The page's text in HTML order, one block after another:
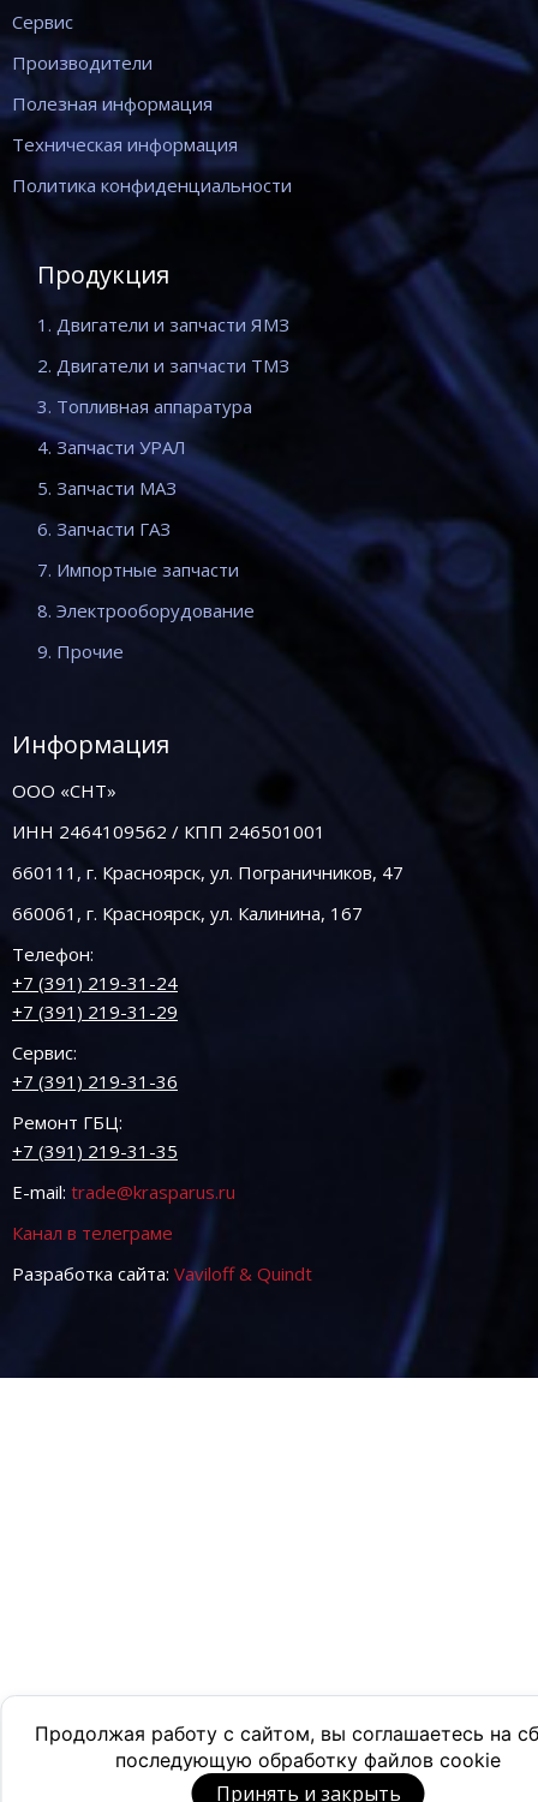
Продолжая работу с сайтом, вы соглашаетесь на
последующую обработку файлов cookie
Принять и закрыть
Сервис
Производители
Полезная информация
Техническая информация
Политика конфиденциальности
Продукция
1. Двигатели и запчасти ЯМЗ
2. Двигатели и запчасти ТМЗ
3. Топливная аппаратура
4. Запчасти УРАЛ
5. Запчасти МАЗ
6. Запчасти ГАЗ
7. Импортные запчасти
8. Электрооборудование
9. Прочие
Информация
ООО «СНТ»
ИНН 2464109562 / КПП 246501001
660111, г. Красноярск, ул. Пограничников, 47
660061, г. Красноярск, ул. Калинина, 167
Телефон:
+7 (391) 219-31-24
+7 (391) 219-31-29
Сервис:
+7 (391) 219-31-36
Ремонт ГБЦ:
+7 (391) 219-31-35
E-mail: trade@krasparus.ru
Канал в телеграме
Разработка сайта: Vaviloff & Quindt